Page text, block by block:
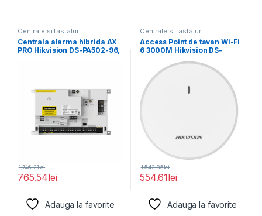
Centrale si tastaturi
Centrala alarma hibrida AX
PRO Hikvision DS-PA502-96,
765.54lei
1,746.21lei
Adauga la favorite
Centrale si tastaturi
Access Point de tavan Wi-Fi
6 3000M Hikvision DS-
554.61lei
1,542.85lei
Adauga la favorite